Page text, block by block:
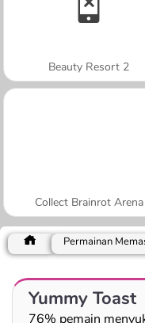
Beauty Resort 2
Collect Brainrot Arena
Permainan
Yummy Toast
76% pemain